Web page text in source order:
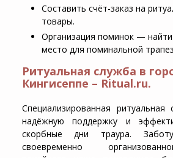
Составить счёт-заказ на
товары.
Организация поминок —
место для поминальной
Ритуальная служба в
Кингисеппе – Ritual.ru.
Специализированная ритуальная
надёжную поддержку и
скорбные дни траура.
своевременно